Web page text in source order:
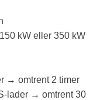
kW eller 350 kW
→ omtrent 2 timer
lader → omtrent 30